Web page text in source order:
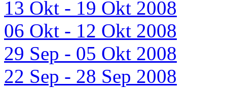
13 Okt - 19 Okt 2008
06 Okt - 12 Okt 2008
29 Sep - 05 Okt 2008
22 Sep - 28 Sep 2008